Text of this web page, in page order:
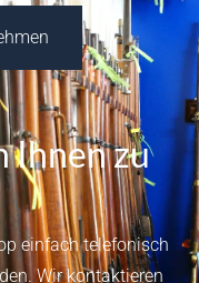
Ihnen zu
einfach telefonisch
Wir kontaktieren